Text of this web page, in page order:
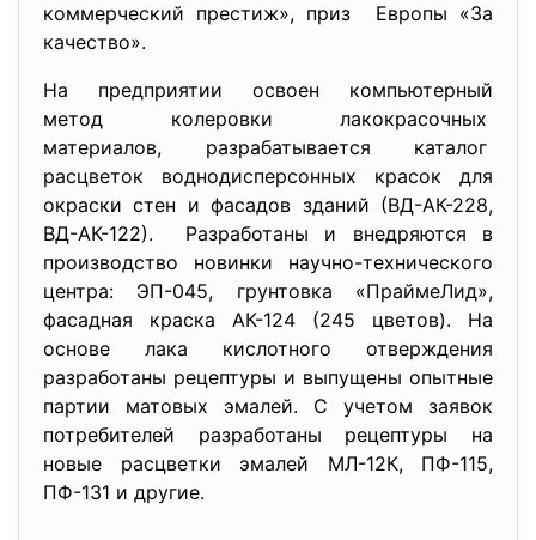
коммерческий престиж», приз Европы «За
качество».
На предприятии освоен компьютерный
метод колеровки лакокрасочных
материалов, разрабатывается каталог
расцветок воднодисперсонных красок для
окраски стен и фасадов зданий (ВД-АК-228,
ВД-АК-122). Разработаны и внедряются в
производство новинки научно-технического
центра: ЭП-045, грунтовка «ПраймеЛид»,
фасадная краска АК-124 (245 цветов). На
основе лака кислотного отверждения
разработаны рецептуры и выпущены опытные
партии матовых эмалей. С учетом заявок
потребителей разработаны рецептуры на
новые расцветки эмалей МЛ-12К, ПФ-115,
ПФ-131 и другие.